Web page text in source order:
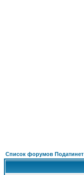
Список форумов Податинет